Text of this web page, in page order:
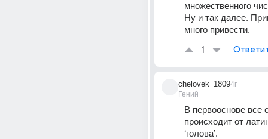
множественного
Ну и так далее.
много привести.
1
chelovek_1809
Гений
4г
В первооснове все
происходит от
‘голова’.